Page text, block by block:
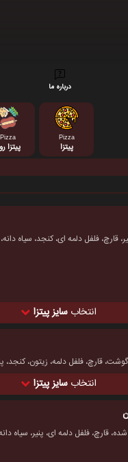
درباره ما
Pizza
پیتزا
Pizza
پیتزا
قارچ، فلفل دلمه ای، کنجد، سیاه
انتخابسایز پیتزا
قارچ، فلفل دلمه، زیتون، کنجد،
انتخابسایز پیتزا
قارچ، فلفل دلمه ای، پنیر، سیاه